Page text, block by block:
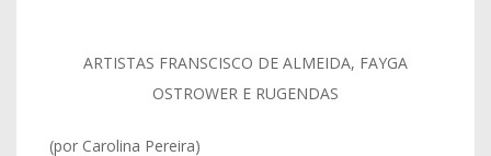
ARTISTAS FRANSCISCO DE ALMEIDA, FAYGA
OSTROWER E RUGENDAS
(por Carolina Pereira)